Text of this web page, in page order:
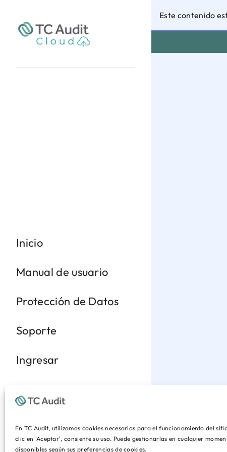
En TC Audit, utilizamos cookies necesarias para el funcionamiento del
clic en 'Aceptar', consiente su uso. Puede gestionarlas en cualquier
disponibles según sus preferencias de cookies.
Inicio
Manual de usuario
Protección de Datos
Soporte
Ingresar
Este contenido